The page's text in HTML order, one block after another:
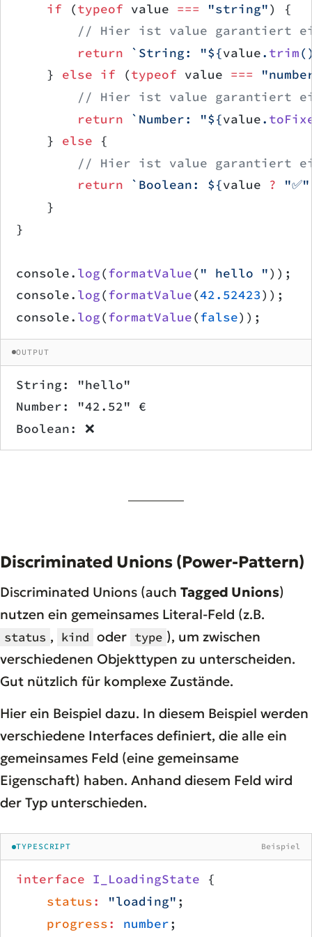
    if
(typeof value === "string") {
// Hier ist value garantiert
        return
`String: "${value. trim
    }
else if (typeof value ===
// Hier ist value garantiert
        return
`Number: "${value.
    }
else {
// Hier ist value garantiert
        return
`Boolean: ${value ? "✅"
    }
}
console. log(formatValue( " hello "));
console. log(formatValue(42.52423));
console. log(formatValue(false));
OUTPUT
String: "hello"
Number: "42.52" €
Boolean: ❌
Discriminated Unions (Power-Pattern)
Discriminated Unions (auch Tagged Unions)
nutzen ein gemeinsames Literal-Feld (z.B.
status , kind oder type ), um zwischen
verschiedenen Objekttypen zu unterscheiden.
Gut nützlich für komplexe Zustände.
Hier ein Beispiel dazu. In diesem Beispiel werden
verschiedene Interfaces definiert, die alle ein
gemeinsames Feld (eine gemeinsame
Eigenschaft) haben. Anhand diesem Feld wird
der Typ unterschieden.
TYPESCRIPT Beispiel
interface I_LoadingState {
    status
: "loading" ;
    progress
: number;